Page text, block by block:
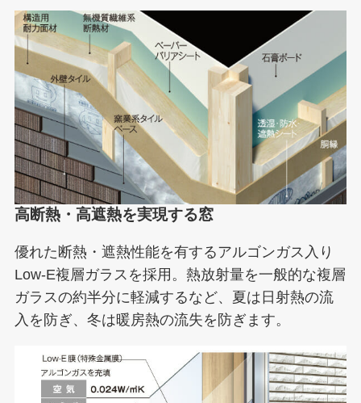
高断熱・高遮熱を実現する窓
優れた断熱・遮熱性能を有するアルゴンガス入り
Low-E複層ガラスを採用。熱放射量を一般的な複層
ガラスの約半分に軽減するなど、夏は日射熱の流
入を防ぎ、冬は暖房熱の流失を防ぎます。